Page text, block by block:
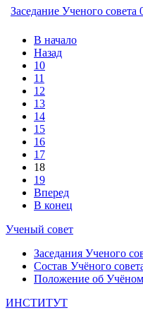
Заседание Ученого совета
В начало
Назад
10
11
12
13
14
15
16
17
18
19
Вперед
В конец
Ученый совет
Заседания Ученого
Состав Учёного
Положение об Учёном
ИНСТИТУТ